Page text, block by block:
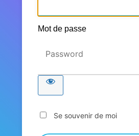
Mot de passe
Se souvenir de moi